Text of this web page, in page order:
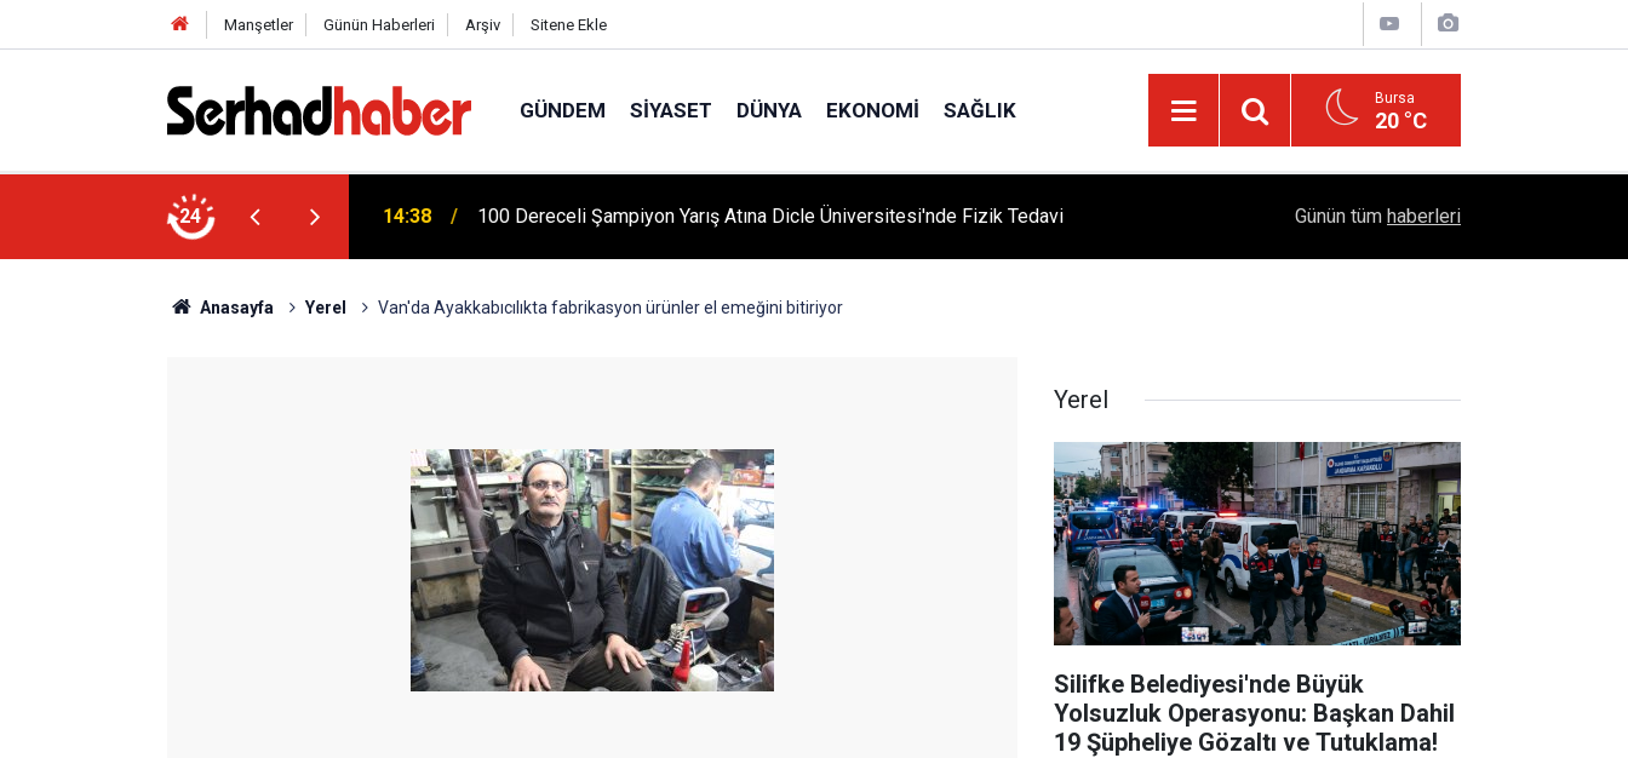
Manşetler Günün Haberleri Arşiv Sitene Ekle
GÜNDEM SIYASET DÜNYA EKONOMI SAĞLIK Bursa
20 °C
24
Dicle Üniversitesi'nde Fizik Tedavi 04:20
Türkiye'yi Değiştiren Lider Turgut Özal'ın Asıl Mesleği Ne? Şaşırtan
Mühendislik Hikayesi
"PROJE: 0011" Adımı
Günün tüm haberleri
Anasayfa Yerel Van'da Ayakkabıcılıkta fabrikasyon ürünler el emeğini bitiriyor
Yerel
Silifke Belediyesi'nde Büyük
Yolsuzluk Operasyonu: Başkan Dahil
19 Şüpheliye Gözaltı ve Tutuklama!